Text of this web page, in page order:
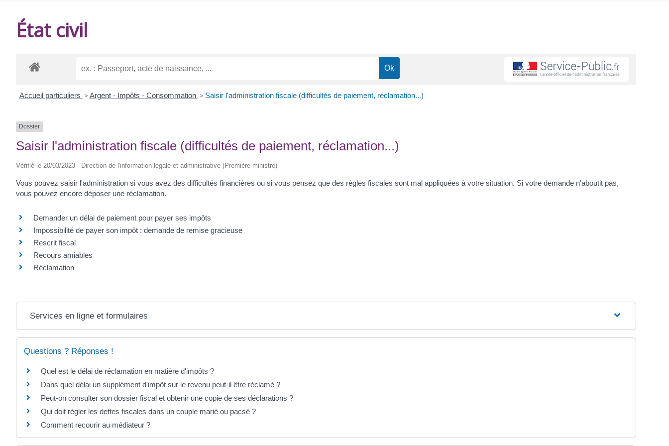
État civil
Accueil particuliers > Argent - Impôts - Consommation > Saisir l'administration fiscale (difficultés de paiement, réclamation...)
Dossier
Saisir l'administration fiscale (difficultés de paiement, réclamation...)
Vérifié le 20/03/2023 - Direction de l'information légale et administrative (Première ministre)
Vous pouvez saisir l'administration si vous avez des difficultés financières ou si vous pensez que des règles fiscales sont mal appliquées à votre situation. Si votre demande n'aboutit pas,
vous pouvez encore déposer une réclamation.
Demander un délai de paiement pour payer ses impôts
Impossibilité de payer son impôt : demande de remise gracieuse
Rescrit fiscal
Recours amiables
Réclamation
Services en ligne et formulaires
Questions ? Réponses !
Quel est le délai de réclamation en matière d'impôts ?
Dans quel délai un supplément d'impôt sur le revenu peut-il être réclamé ?
Peut-on consulter son dossier fiscal et obtenir une copie de ses déclarations ?
Qui doit régler les dettes fiscales dans un couple marié ou pacsé ?
Comment recourir au médiateur ?